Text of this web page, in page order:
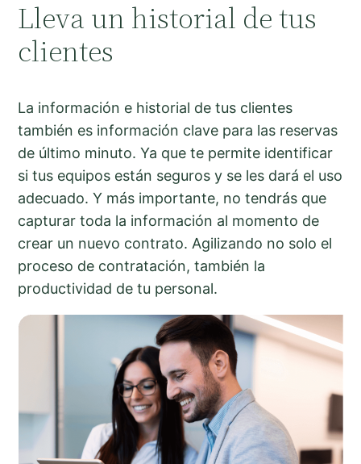
Lleva un historial de tus
clientes
La información e historial de tus clientes
también es información clave para las reservas
de último minuto. Ya que te permite identificar
si tus equipos están seguros y se les dará el uso
adecuado. Y más importante, no tendrás que
capturar toda la información al momento de
crear un nuevo contrato. Agilizando no solo el
proceso de contratación, también la
productividad de tu personal.